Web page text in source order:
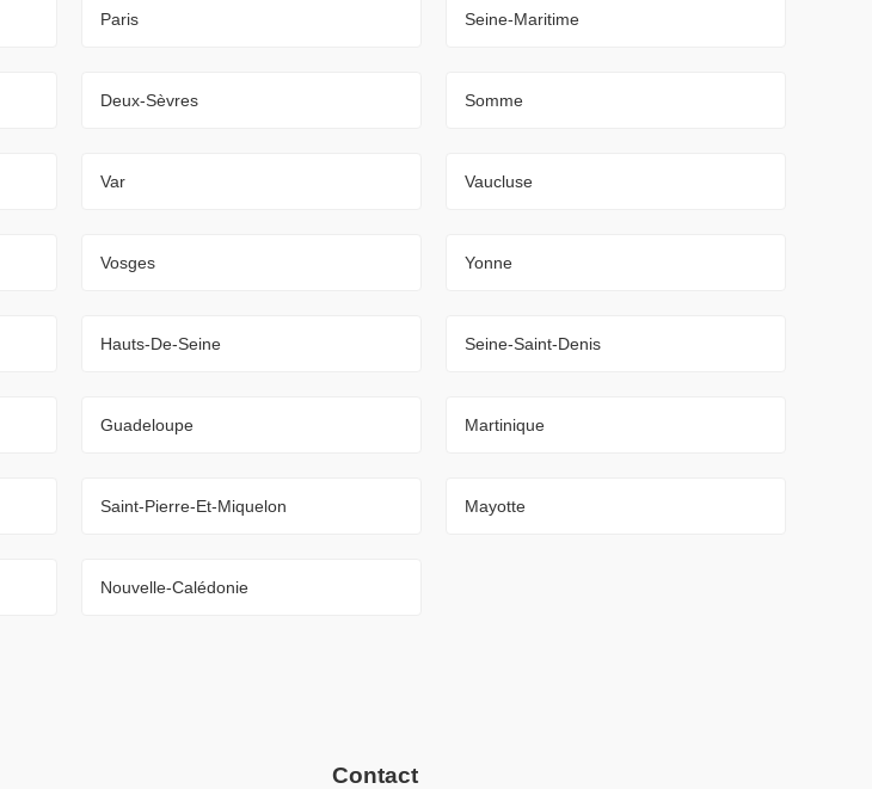
Paris Seine-Maritime
Deux-Sèvres Somme
Var Vaucluse
Vosges Yonne
Hauts-De-Seine Seine-Saint-Denis
Guadeloupe Martinique
Saint-Pierre-Et-Miquelon Mayotte
Nouvelle-Calédonie
Contact